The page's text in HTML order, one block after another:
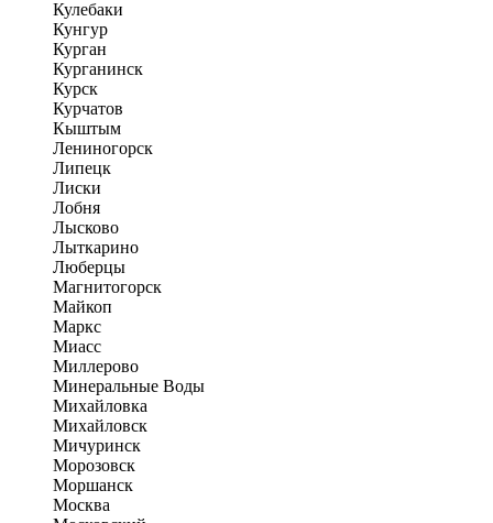
Кулебаки
Кунгур
Курган
Курганинск
Курск
Курчатов
Кыштым
Лениногорск
Липецк
Лиски
Лобня
Лысково
Лыткарино
Люберцы
Магнитогорск
Майкоп
Маркс
Миасс
Миллерово
Минеральные Воды
Михайловка
Михайловск
Мичуринск
Морозовск
Моршанск
Москва